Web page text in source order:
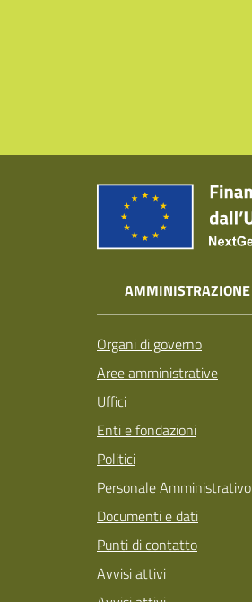
AMMINISTRAZIONE
Organi di governo
Aree amministrative
Uffici
Enti e fondazioni
Politici
Personale Amministrativo
Documenti e dati
Punti di contatto
Avvisi attivi